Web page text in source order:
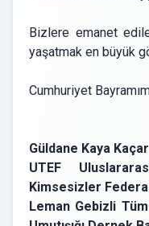
Bizlere emanet
yaşatmak en büyük
Cumhuriyet
Güldane Kaya Kaçar
UTEF
Kimsesizler
Leman Gebizli